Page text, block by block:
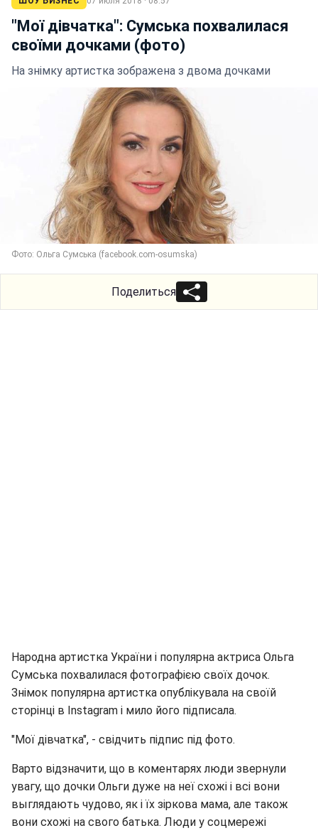
"Мої дівчатка": Сумська похвалилася
своїми дочками (фото)
На знімку артистка зображена з двома дочками
Фото: Ольга Сумська (facebook.com-osumska)
Поделиться
Народна артистка України і популярна актриса Ольга
Сумська похвалилася фотографією своїх дочок.
Знімок популярна артистка опублікувала на своїй
сторінці в Instagram і мило його підписала.
"Мої дівчатка", - свідчить підпис під фото.
Варто відзначити, що в коментарях люди звернули
увагу, що дочки Ольги дуже на неї схожі і всі вони
выглядають чудово, як і їх зіркова мама, але також
вони схожі на свого батька. Люди у соцмережі